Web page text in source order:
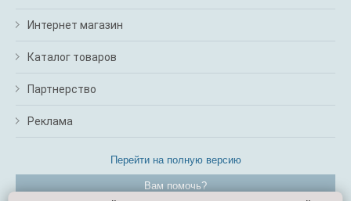
Интернет магазин
Каталог товаров
Партнерство
Реклама
Перейти на полную версию
Вам помочь?